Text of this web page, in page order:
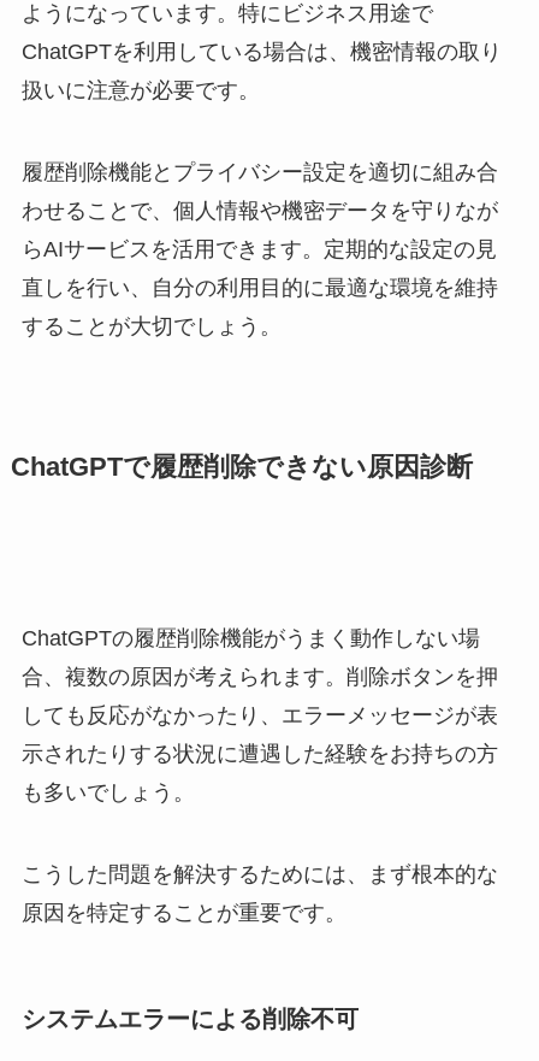
ようになっています。特にビジネス用途で
ChatGPTを利用している場合は、機密情報の取り
扱いに注意が必要です。
履歴削除機能とプライバシー設定を適切に組み合
わせることで、個人情報や機密データを守りなが
らAIサービスを活用できます。定期的な設定の見
直しを行い、自分の利用目的に最適な環境を維持
することが大切でしょう。
ChatGPTで履歴削除できない原因診断
ChatGPTの履歴削除機能がうまく動作しない場
合、複数の原因が考えられます。削除ボタンを押
しても反応がなかったり、エラーメッセージが表
示されたりする状況に遭遇した経験をお持ちの方
も多いでしょう。
こうした問題を解決するためには、まず根本的な
原因を特定することが重要です。
システムエラーによる削除不可